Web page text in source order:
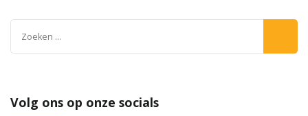
Volg ons op onze socials